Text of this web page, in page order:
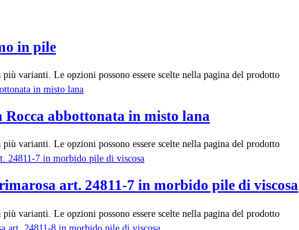
in pile
più varianti. Le opzioni possono essere scelte nella pagina del prodotto
abbottonata in misto lana
più varianti. Le opzioni possono essere scelte nella pagina del prodotto
art. 24811-7 in morbido pile di viscosa
più varianti. Le opzioni possono essere scelte nella pagina del prodotto